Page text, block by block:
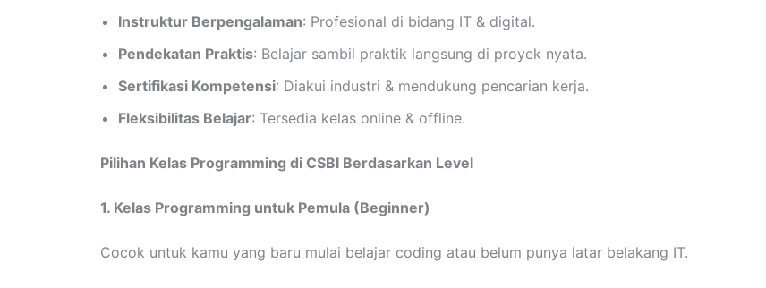
Instruktur Berpengalaman: Profesional di bidang IT & digital.
Pendekatan Praktis: Belajar sambil praktik langsung di proyek nyata.
Sertifikasi Kompetensi: Diakui industri & mendukung pencarian kerja.
Fleksibilitas Belajar: Tersedia kelas online & offline.
Pilihan Kelas Programming di CSBI Berdasarkan Level
1. Kelas Programming untuk Pemula (Beginner)
Cocok untuk kamu yang baru mulai belajar coding atau belum punya latar belakang IT.